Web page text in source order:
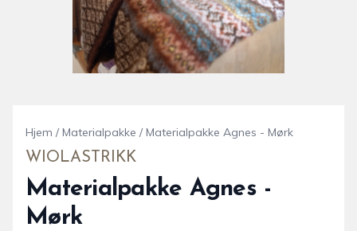
Hjem / Materialpakke / Materialpakke Agnes - Mørk
WIOLASTRIKK
Materialpakke Agnes -
Mørk